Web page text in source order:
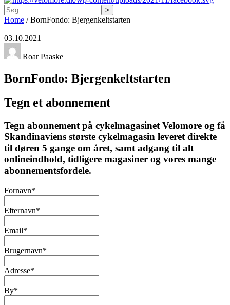
Søg
Home /BornFondo: Bjergenkeltstarten
03.10.2021
Roar Paaske
BornFondo: Bjergenkeltstarten
Tegn et abonnement
Tegn abonnement på cykelmagasinet Velomore og få
Skandinaviens største cykelmagasin leveret direkte
til døren 5 gange om året, samt adgang til alt
onlineindhold, tidligere magasiner og vores mange
abonnementsfordele.
Fornavn*
Efternavn*
Email*
Brugernavn*
Adresse*
By*